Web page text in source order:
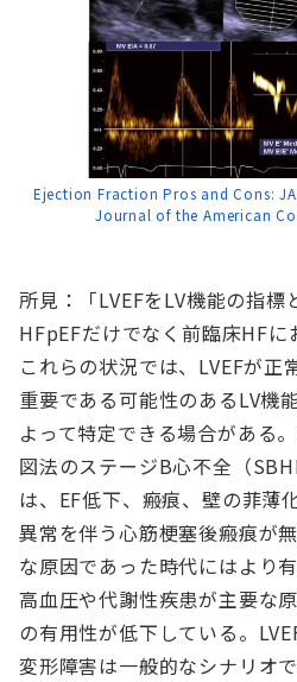
Ejection Fraction Pros and Cons:
Journal of the American
所見：「LVEFをLV機能の指標
HFpEFだけでなく前臨床HFに
これらの状況では、LVEFが正
重要である可能性のあるLV機
よって特定できる場合がある
図法のステージB心不全（
は、EF低下、瘢痕、壁の菲薄
異常を伴う心筋梗塞後瘢痕が
な原因であった時代にはより
高血圧や代謝性疾患が主要な
の有用性が低下している。
変形障害は一般的なシナリオ